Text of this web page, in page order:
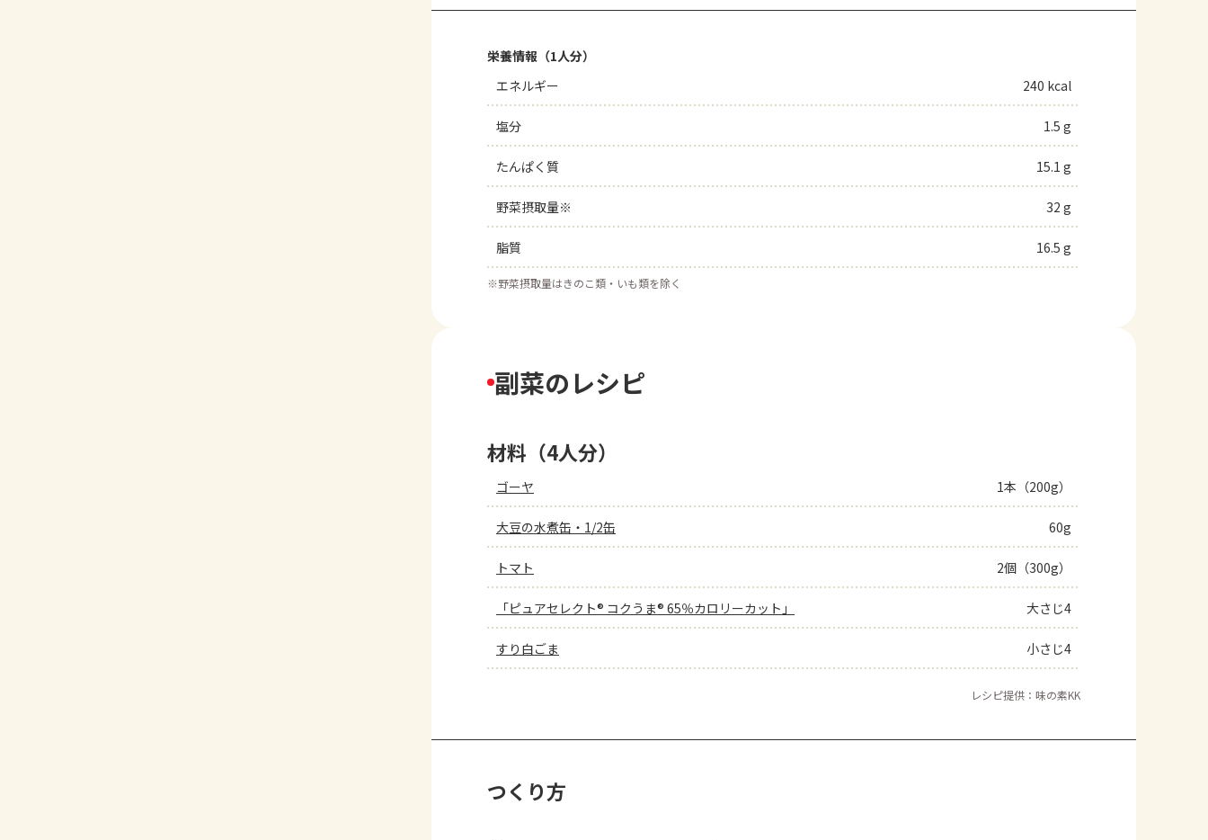
栄養情報（1人分）
エネルギー
240 kcal
塩分 1.5 g
たんぱく質 15.1 g
野菜摂取量※ 32 g
脂質 16.5 g
※野菜摂取量はきのこ類・いも類を除く
副菜のレシピ
材料（4人分）
ゴーヤ 1本（200g）
大豆の水煮缶・1/2缶 60g
トマト 2個（300g）
「ピュアセレクト® コクうま® 65％カロリーカット」 大さじ4
すり白ごま 小さじ4
レシピ提供：味の素KK
つくり方